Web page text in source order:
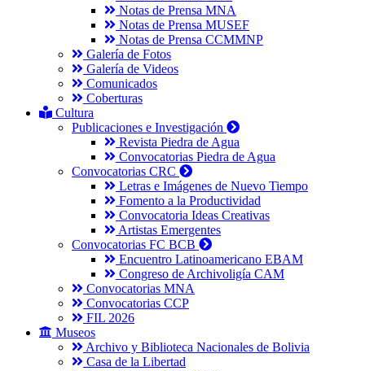
Notas de Prensa MNA
Notas de Prensa MUSEF
Notas de Prensa CCMMNP
Galería de Fotos
Galería de Videos
Comunicados
Coberturas
Cultura
Publicaciones e Investigación
Revista Piedra de Agua
Convocatorias Piedra de Agua
Convocatorias CRC
Letras e Imágenes de Nuevo Tiempo
Fomento a la Productividad
Convocatoria Ideas Creativas
Artistas Emergentes
Convocatorias FC BCB
Encuentro Latinoamericano EBAM
Congreso de Archivoligía CAM
Convocatorias MNA
Convocatorias CCP
FIL 2026
Museos
Archivo y Biblioteca Nacionales de Bolivia
Casa de la Libertad